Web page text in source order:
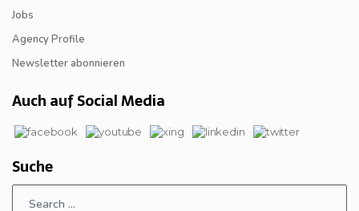
Jobs
Agency Profile
Newsletter abonnieren
Auch auf Social Media
Suche